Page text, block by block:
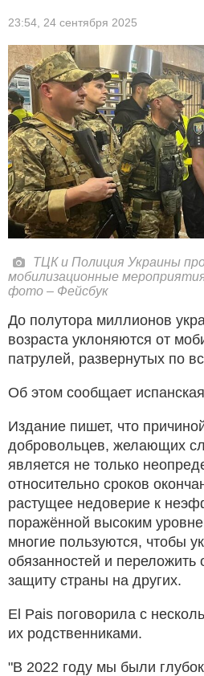
23:54, 24 сентября 2025
ТЦК и Полиция Украины
мобилизационные
фото – Фейсбук
До полутора миллионов
возраста уклоняются от
патрулей, развернутых по
Об этом сообщает
Издание пишет, что
добровольцев, желающих
является не только
относительно сроков
растущее недоверие к
поражённой высоким
многие пользуются, чтобы
обязанностей и переложить
защиту страны на других.
El Pais поговорила с
их родственниками.
"В 2022 году мы были